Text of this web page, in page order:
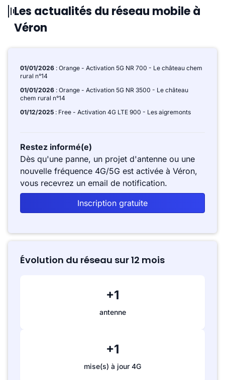
Les actualités du réseau mobile à
Véron
01/01/2026 : Orange - Activation 5G NR 700 - Le château chem
rural n°14
01/01/2026 : Orange - Activation 5G NR 3500 - Le château
chem rural n°14
01/12/2025 : Free - Activation 4G LTE 900 - Les aigremonts
Restez informé(e)
Dès qu'une panne, un projet d'antenne ou une
nouvelle fréquence 4G/5G est activée à Véron,
vous recevrez un email de notification.
Inscription gratuite
Évolution du réseau sur 12 mois
+1
antenne
+1
mise(s) à jour 4G